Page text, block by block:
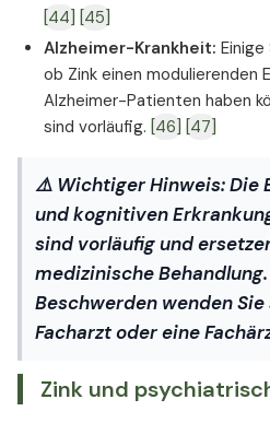
[44]
[45]
Alzheimer-Krankheit:
ob Zink einen modulierenden
Alzheimer-Patienten haben
sind vorläufig. [46] [47]
⚠️ Wichtiger Hinweis:Die
und kognitiven
sind vorläufig und
medizinische
Beschwerden wenden
Facharzt oder eine
Zink und